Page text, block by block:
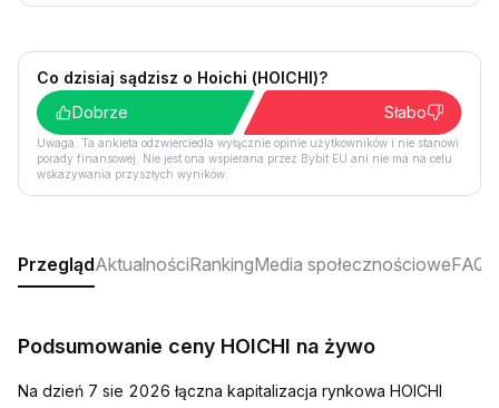
Co dzisiaj sądzisz o Hoichi (HOICHI)?
Dobrze
Słabo
Uwaga: Ta ankieta odzwierciedla wyłącznie opinie użytkowników i nie stanowi
porady finansowej. Nie jest ona wspierana przez Bybit EU ani nie ma na celu
wskazywania przyszłych wyników.
PrzeglądAktualnościRankingMedia społecznościoweFAQ
Podsumowanie ceny HOICHI na żywo
Na dzień 7 sie 2026 łączna kapitalizacja rynkowa HOICHI